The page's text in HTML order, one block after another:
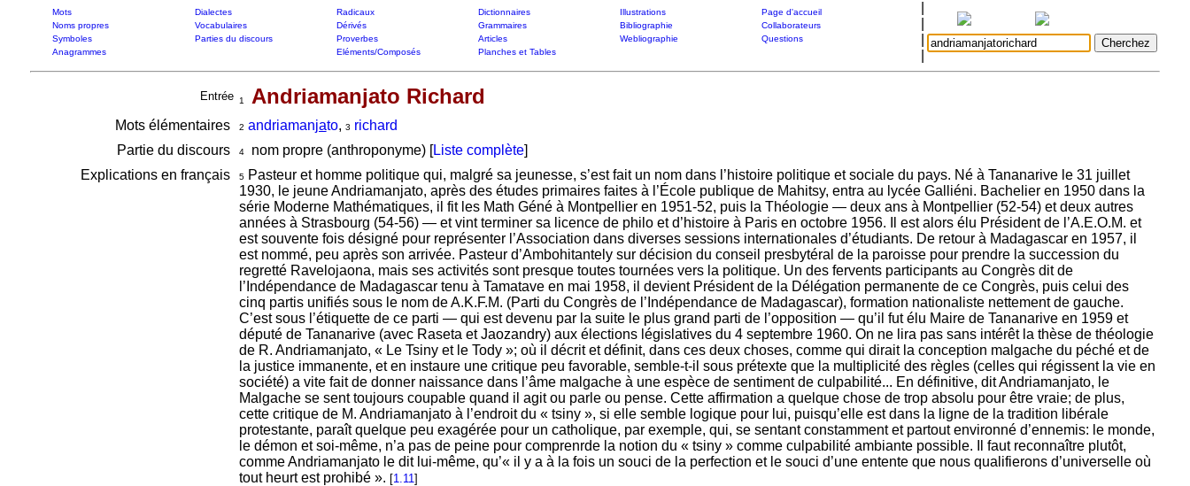
Mots Dialectes Radicaux Dictionnaires Illustrations
Page d'accueil
Noms propres
Vocabulaires Dérivés Grammaires Bibliographie
Collaborateurs
Symboles
Parties du discours Proverbes Articles Webliographie
Questions
Anagrammes
Eléments/Composés Planches et Tables
Entrée 1 Andriamanjato Richard
Mots élémentaires 2 andriamanjato, 3 richard
Partie du discours
4nom propre (anthroponyme) [Liste complète]
Explications en français
5Pasteur et homme politique qui, malgré sa jeunesse, s’est fait un nom dans l’histoire politique et sociale du pays. Né à Tananarive le 31 juillet
1930, le jeune Andriamanjato, après des études primaires faites à l’École publique de Mahitsy, entra au lycée Galliéni. Bachelier en 1950 dans la
série Moderne Mathématiques, il fit les Math Géné à Montpellier en 1951-52, puis la Théologie — deux ans à Montpellier (52-54) et deux autres
années à Strasbourg (54-56) — et vint terminer sa licence de philo et d’histoire à Paris en octobre 1956. Il est alors élu Président de l’A.E.O.M. et
est souvente fois désigné pour représenter l’Association dans diverses sessions internationales d’étudiants. De retour à Madagascar en 1957, il
est nommé, peu après son arrivée. Pasteur d’Ambohitantely sur décision du conseil presbytéral de la paroisse pour prendre la succession du
regretté Ravelojaona, mais ses activités sont presque toutes tournées vers la politique. Un des fervents participants au Congrès dit de
l’Indépendance de Madagascar tenu à Tamatave en mai 1958, il devient Président de la Délégation permanente de ce Congrès, puis celui des
cinq partis unifiés sous le nom de A.K.F.M. (Parti du Congrès de l’Indépendance de Madagascar), formation nationaliste nettement de gauche.
C’est sous l’étiquette de ce parti — qui est devenu par la suite le plus grand parti de l’opposition — qu’il fut élu Maire de Tananarive en 1959 et
député de Tananarive (avec Raseta et Jaozandry) aux élections législatives du 4 septembre 1960. On ne lira pas sans intérêt la thèse de théologie
de R. Andriamanjato, « Le Tsiny et le Tody »; où il décrit et définit, dans ces deux choses, comme qui dirait la conception malgache du péché et de
la justice immanente, et en instaure une critique peu favorable, semble-t-il sous prétexte que la multiplicité des règles (celles qui régissent la vie en
société) a vite fait de donner naissance dans l’âme malgache à une espèce de sentiment de culpabilité... En définitive, dit Andriamanjato, le
Malgache se sent toujours coupable quand il agit ou parle ou pense. Cette affirmation a quelque chose de trop absolu pour être vraie; de plus,
cette critique de M. Andriamanjato à l’endroit du « tsiny », si elle semble logique pour lui, puisqu’elle est dans la ligne de la tradition libérale
protestante, paraît quelque peu exagérée pour un catholique, par exemple, qui, se sentant constamment et partout environné d’ennemis: le monde,
le démon et soi-même, n’a pas de peine pour comprenrde la notion du « tsiny » comme culpabilité ambiante possible. Il faut reconnaître plutôt,
comme Andriamanjato le dit lui-même, qu’« il y a à la fois un souci de la perfection et le souci d’une entente que nous qualifierons d’universelle où
tout heurt est prohibé ». [1.11]